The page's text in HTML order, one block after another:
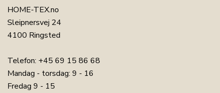
HOME-TEX.no
Sleipnersvej 24
4100 Ringsted
Telefon: +45 69 15 86 68
Mandag - torsdag: 9 - 16
Fredag 9 - 15